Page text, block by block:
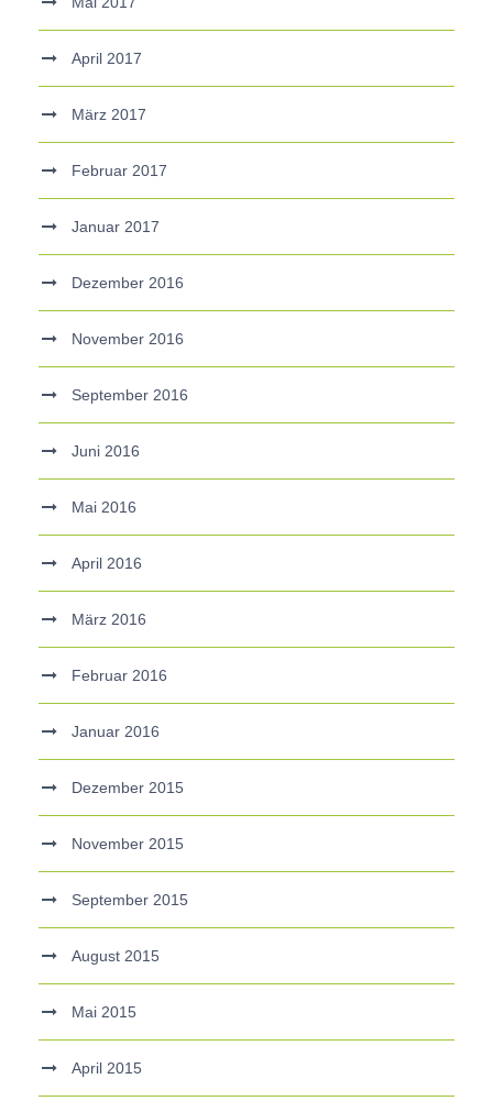
April 2017
März 2017
Februar 2017
Januar 2017
Dezember 2016
November 2016
September 2016
Juni 2016
Mai 2016
April 2016
März 2016
Februar 2016
Januar 2016
Dezember 2015
November 2015
September 2015
August 2015
Mai 2015
April 2015